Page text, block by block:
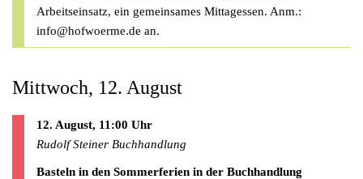
Arbeitseinsatz, ein gemeinsames Mittagessen. Anm.:
info@hofwoerme.de an.
Mittwoch, 12. August
12. August, 11:00 Uhr
Rudolf Steiner Buchhandlung
Basteln in den Sommerferien in der Buchhandlung